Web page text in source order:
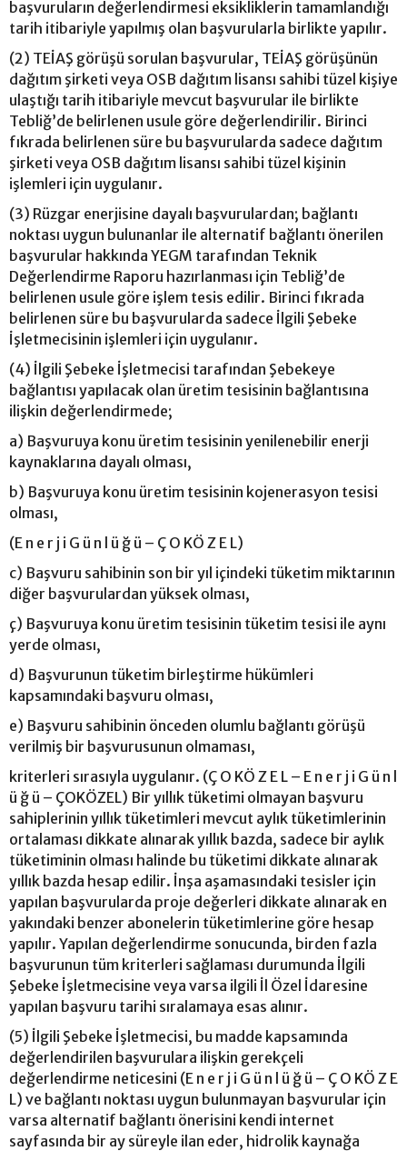
başvuruların değerlendirmesi eksikliklerin tamamlandığı
tarih itibariyle yapılmış olan başvurularla birlikte yapılır.
(2) TEİAŞ görüşü sorulan başvurular, TEİAŞ görüşünün
dağıtım şirketi veya OSB dağıtım lisansı sahibi tüzel kişiye
ulaştığı tarih itibariyle mevcut başvurular ile birlikte
Tebliğ’de belirlenen usule göre değerlendirilir. Birinci
fıkrada belirlenen süre bu başvurularda sadece dağıtım
şirketi veya OSB dağıtım lisansı sahibi tüzel kişinin
işlemleri için uygulanır.
(3) Rüzgar enerjisine dayalı başvurulardan; bağlantı
noktası uygun bulunanlar ile alternatif bağlantı önerilen
başvurular hakkında YEGM tarafından Teknik
Değerlendirme Raporu hazırlanması için Tebliğ’de
belirlenen usule göre işlem tesis edilir. Birinci fıkrada
belirlenen süre bu başvurularda sadece İlgili Şebeke
İşletmecisinin işlemleri için uygulanır.
(4) İlgili Şebeke İşletmecisi tarafından Şebekeye
bağlantısı yapılacak olan üretim tesisinin bağlantısına
ilişkin değerlendirmede;
a) Başvuruya konu üretim tesisinin yenilenebilir enerji
kaynaklarına dayalı olması,
b) Başvuruya konu üretim tesisinin kojenerasyon tesisi
olması,
(E n e r j i G ü n l ü ğ ü – Ç O KÖ Z E L)
c) Başvuru sahibinin son bir yıl içindeki tüketim miktarının
diğer başvurulardan yüksek olması,
ç) Başvuruya konu üretim tesisinin tüketim tesisi ile aynı
yerde olması,
d) Başvurunun tüketim birleştirme hükümleri
kapsamındaki başvuru olması,
e) Başvuru sahibinin önceden olumlu bağlantı görüşü
verilmiş bir başvurusunun olmaması,
kriterleri sırasıyla uygulanır. (Ç O KÖ Z E L – E n e r j i G ü n l
ü ğ ü – ÇOKÖZEL) Bir yıllık tüketimi olmayan başvuru
sahiplerinin yıllık tüketimleri mevcut aylık tüketimlerinin
ortalaması dikkate alınarak yıllık bazda, sadece bir aylık
tüketiminin olması halinde bu tüketimi dikkate alınarak
yıllık bazda hesap edilir. İnşa aşamasındaki tesisler için
yapılan başvurularda proje değerleri dikkate alınarak en
yakındaki benzer abonelerin tüketimlerine göre hesap
yapılır. Yapılan değerlendirme sonucunda, birden fazla
başvurunun tüm kriterleri sağlaması durumunda İlgili
Şebeke İşletmecisine veya varsa ilgili İl Özel İdaresine
yapılan başvuru tarihi sıralamaya esas alınır.
(5) İlgili Şebeke İşletmecisi, bu madde kapsamında
değerlendirilen başvurulara ilişkin gerekçeli
değerlendirme neticesini (E n e r j i G ü n l ü ğ ü – Ç O KÖ Z E
L) ve bağlantı noktası uygun bulunmayan başvurular için
varsa alternatif bağlantı önerisini kendi internet
sayfasında bir ay süreyle ilan eder, hidrolik kaynağa